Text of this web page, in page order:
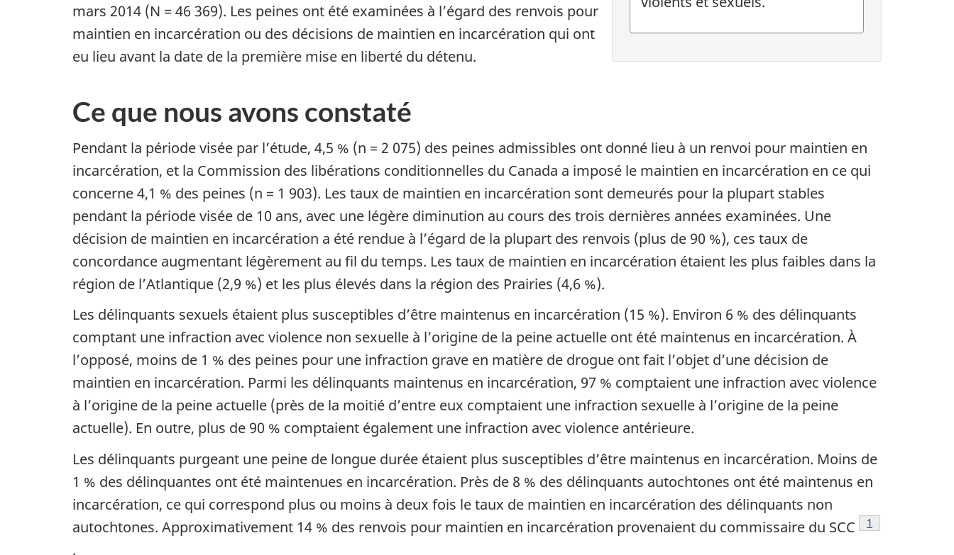
mars 2014 (N = 46 369). Les peines ont été examinées à l’égard des renvois pour
maintien en incarcération ou des décisions de maintien en incarcération qui ont
eu lieu avant la date de la première mise en liberté du détenu.
Ce que nous avons constaté
Pendant la période visée par l’étude, 4,5 % (n = 2 075) des peines admissibles ont donné lieu à un renvoi pour maintien en
incarcération, et la Commission des libérations conditionnelles du Canada a imposé le maintien en incarcération en ce qui
concerne 4,1 % des peines (n = 1 903). Les taux de maintien en incarcération sont demeurés pour la plupart stables
pendant la période visée de 10 ans, avec une légère diminution au cours des trois dernières années examinées. Une
décision de maintien en incarcération a été rendue à l’égard de la plupart des renvois (plus de 90 %), ces taux de
concordance augmentant légèrement au fil du temps. Les taux de maintien en incarcération étaient les plus faibles dans la
région de l’Atlantique (2,9 %) et les plus élevés dans la région des Prairies (4,6 %).
Les délinquants sexuels étaient plus susceptibles d’être maintenus en incarcération (15 %). Environ 6 % des délinquants
comptant une infraction avec violence non sexuelle à l’origine de la peine actuelle ont été maintenus en incarcération. À
l’opposé, moins de 1 % des peines pour une infraction grave en matière de drogue ont fait l’objet d’une décision de
maintien en incarcération. Parmi les délinquants maintenus en incarcération, 97 % comptaient une infraction avec violence
à l’origine de la peine actuelle (près de la moitié d’entre eux comptaient une infraction sexuelle à l’origine de la peine
actuelle). En outre, plus de 90 % comptaient également une infraction avec violence antérieure.
Les délinquants purgeant une peine de longue durée étaient plus susceptibles d’être maintenus en incarcération. Moins de
1 % des délinquantes ont été maintenues en incarcération. Près de 8 % des délinquants autochtones ont été maintenus en
incarcération, ce qui correspond plus ou moins à deux fois le taux de maintien en incarcération des délinquants non
autochtones. Approximativement 14 % des renvois pour maintien en incarcération provenaient du commissaire du SCC
Note de bas de
1
.